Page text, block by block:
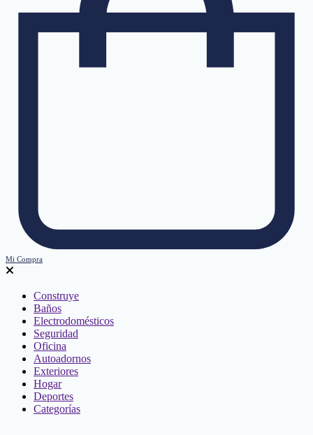
Mi Compra
Construye
Baños
Electrodomésticos
Seguridad
Oficina
Autoadornos
Exteriores
Hogar
Deportes
Categorías